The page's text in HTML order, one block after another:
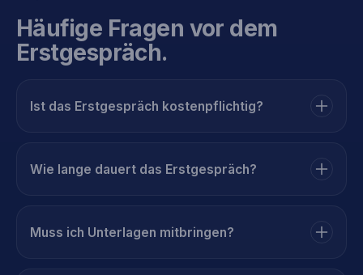
Häufige Fragen vor dem
Erstgespräch.
Ist das Erstgespräch kostenpflichtig?
Wie lange dauert das Erstgespräch?
Muss ich Unterlagen mitbringen?